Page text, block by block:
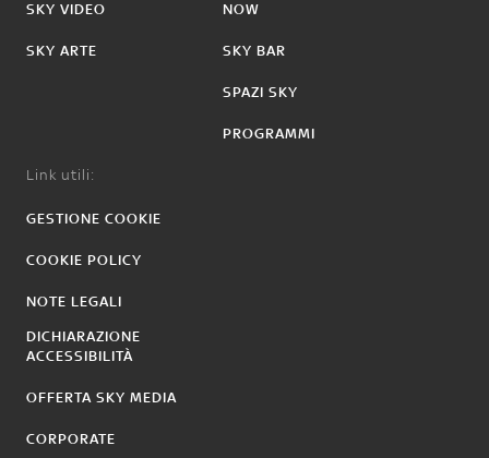
SKY VIDEO
SKY ARTE
NOW
SKY BAR
SPAZI SKY
PROGRAMMI
Link utili:
GESTIONE COOKIE
COOKIE POLICY
NOTE LEGALI
DICHIARAZIONE
ACCESSIBILITÀ
OFFERTA SKY MEDIA
CORPORATE